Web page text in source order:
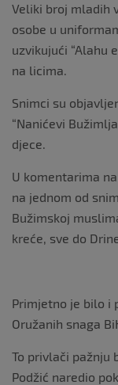
Veliki broj mladih
osobe u
uzvikujući “Alahu
na licima.
Snimci su
“Nanićevi
djece.
U komentarima
na jednom od
Bužimskoj
kreće, sve do
Primjetno je bilo i
Oružanih snaga
To privlači pažnju
Podžić naredio